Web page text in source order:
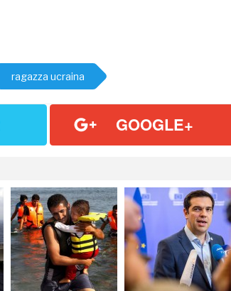
ragazza ucraina
GOOGLE+